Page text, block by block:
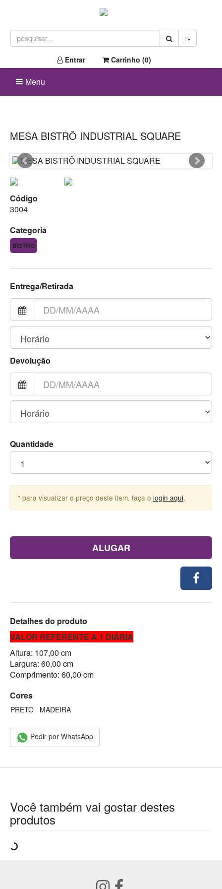
Entrar Carrinho (0)
Menu
MESA BISTRÔ INDUSTRIAL SQUARE
Código
3004
Categoria
BISTRÔ
Entrega/Retirada
Devolução
Quantidade
* para visualizar o preço deste item, faça o login aqui.
ALUGAR
Detalhes do produto
VALOR REFERENTE A 1 DIÁRIA
Altura: 107,00 cm
Largura: 60,00 cm
Comprimento: 60,00 cm
Cores
PRETO MADEIRA
Pedir por WhatsApp
Você também vai gostar destes
produtos